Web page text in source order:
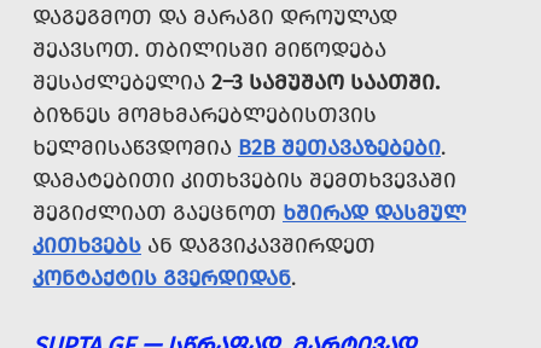
ᲓᲐᲒᲔᲒᲛᲝᲗ ᲓᲐ ᲛᲐᲠᲐᲒᲘ ᲓᲠᲝᲣᲚᲐᲓ
ᲨᲔᲐᲕᲡᲝᲗ. ᲗᲑᲘᲚᲘᲡᲨᲘ ᲛᲘᲬᲝᲓᲔᲑᲐ
ᲨᲔᲡᲐᲫᲚᲔᲑᲔᲚᲘᲐ 2–3 ᲡᲐᲛᲣᲨᲐᲝ ᲡᲐᲐᲗᲨᲘ.
ᲑᲘᲖᲜᲔᲡ ᲛᲝᲛᲮᲛᲐᲠᲔᲑᲚᲔᲑᲘᲡᲗᲕᲘᲡ
ᲮᲔᲚᲛᲘᲡᲐᲬᲕᲓᲝᲛᲘᲐ B2B ᲨᲔᲗᲐᲕᲐᲖᲔᲑᲔᲑᲘ.
ᲓᲐᲛᲐᲢᲔᲑᲘᲗᲘ ᲙᲘᲗᲮᲕᲔᲑᲘᲡ ᲨᲔᲛᲗᲮᲕᲔᲕᲐᲨᲘ
ᲨᲔᲒᲘᲫᲚᲘᲐᲗ ᲒᲐᲔᲪᲜᲝᲗ ᲮᲨᲘᲠᲐᲓ ᲓᲐᲡᲛᲣᲚ
ᲙᲘᲗᲮᲕᲔᲑᲡ ᲐᲜ ᲓᲐᲒᲕᲘᲙᲐᲕᲨᲘᲠᲓᲔᲗ
ᲙᲝᲜᲢᲐᲥᲢᲘᲡ ᲒᲕᲔᲠᲓᲘᲓᲐᲜ.